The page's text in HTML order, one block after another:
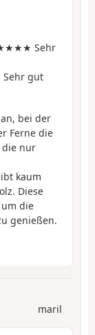
Sehr
gut
bei der
Ferne die
die nur
kaum
Diese
die
genießen.
maril